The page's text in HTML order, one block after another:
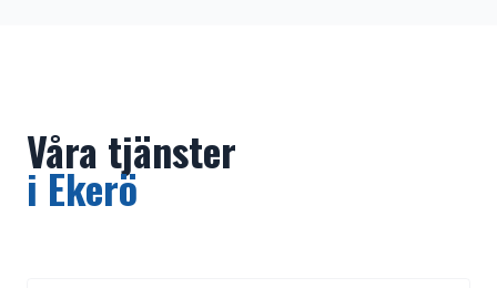
Våra tjänster
iEkerö